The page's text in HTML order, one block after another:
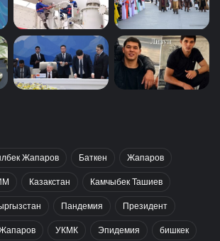
Жапаров Баткен Жапаров
Казакстан Камчыбек Ташиев
Пандемия Президент
УКМК Эпидемия бишкек